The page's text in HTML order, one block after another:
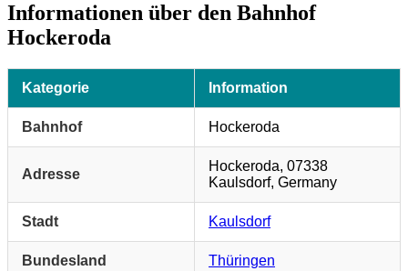
Informationen über den Bahnhof
Hockeroda
Kategorie Information
Bahnhof Hockeroda
Adresse
Hockeroda, 07338
Kaulsdorf, Germany
Stadt Kaulsdorf
Bundesland Thüringen